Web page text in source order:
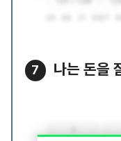
7 나는 돈을